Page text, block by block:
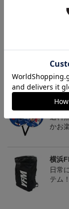
トピックス
横浜
送料
かお
横浜
日常
テム！